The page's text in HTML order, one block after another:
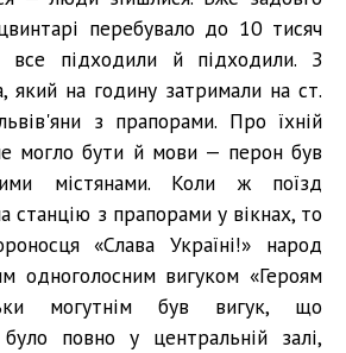
перебувало до 10 тисяч
все підходили й підходили. З
який на годину затримали на ст.
з прапорами. Про їхній
могло бути й мови — перон був
містянами. Коли ж поїзд
станцію з прапорами у вікнах, то
«Слава Україні!» народ
одноголосним вигуком «Героям
могутнім був вигук, що
було повно у центральній залі,